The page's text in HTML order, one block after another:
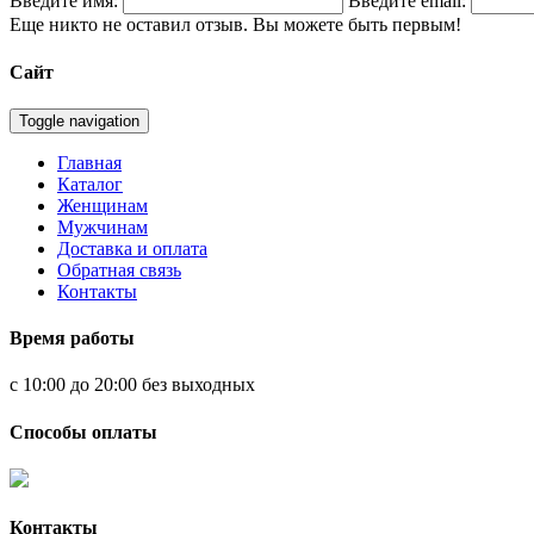
Еще никто не оставил отзыв. Вы можете быть первым!
Сайт
Toggle navigation
Главная
Каталог
Женщинам
Мужчинам
Доставка и оплата
Обратная связь
Контакты
Время работы
с 10:00 до 20:00 без выходных
Способы оплаты
Контакты